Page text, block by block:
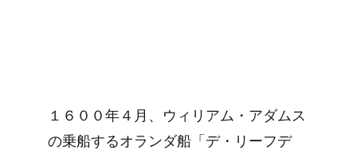
１６００年４月、ウィリアム・アダムス
の乗船するオランダ船「デ・リーフデ